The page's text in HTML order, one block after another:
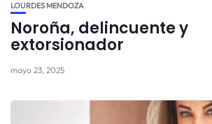
LOURDES MENDOZA
Noroña, delincuente y
extorsionador
mayo 23, 2025